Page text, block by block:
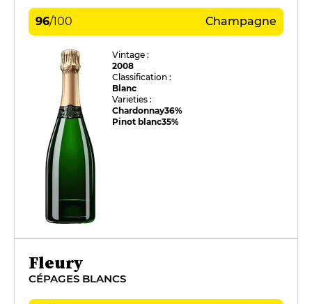
96/100 Champagne
Vintage :
2008
Classification :
Blanc
Varieties :
Chardonnay36%
Pinot blanc35%
Fleury
CÉPAGES BLANCS